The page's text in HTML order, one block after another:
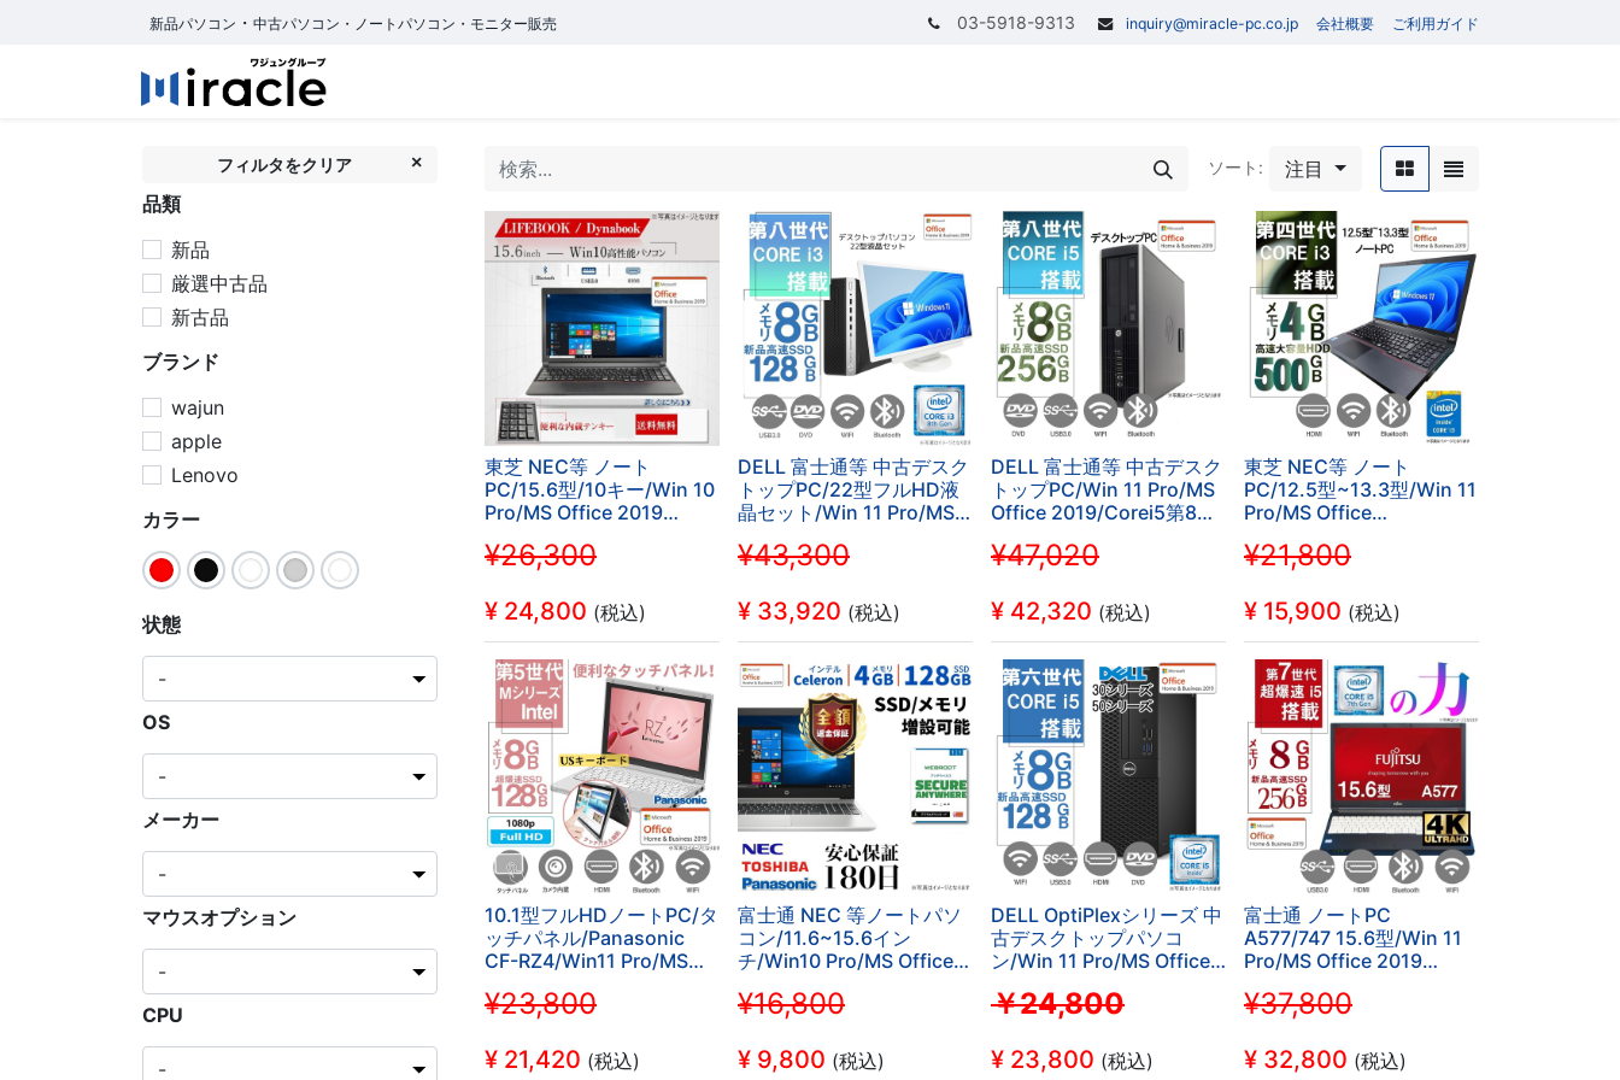
新品パソコン ・ 中古パソコン・ノートパソコン・モニター販売 03-5918-9313 inquiry@miracle-pc.co.jp 会社概要 ご利用ガイド
フィルタをクリア
品類
新品
厳選中古品
新古品
ブランド
wajun
apple
Lenovo
カラー
状態
OS
メーカー
マウスオプション
CPU
ソート: 注目
東芝 NEC等 ノート
PC/15.6型/10キー/Win 10
Pro/MS Office 2019
代/WIFI/Bluetooth/DVD-
備済み品)
¥26,300
¥ 24,800 (税込)
DELL 富士通等 中古デスク
トップPC/22型フルHD液
晶セット/Win 11 Pro/MS
代/WIFI/Bluetooth/DVD-
備済み品)
¥43,300
¥ 33,920 (税込)
DELL 富士通等 中古デスク
トップPC/Win 11 Pro/MS
Office 2019/Corei5第8世
能/WIFI/Bluetooth/DVD-
備済み品)
¥47,020
¥ 42,320 (税込)
東芝 NEC等 ノート
PC/12.5型~13.3型/Win 11
Pro/MS Office
代/WIFI/Bluetooth/HDMI/4GB/
¥21,800
¥ 15,900 (税込)
10.1型フルHDノートPC/タ
ッチパネル/Panasonic
CF-RZ4/Win11 Pro/MS
5Y70/Webカメ
キー/中古整備PC
¥23,800
¥ 21,420 (税込)
富士通 NEC 等ノートパソ
コン/11.6~15.6イン
チ/Win10 Pro/MS Office
Celeron搭載/ウイルスソフ
モリ4GB/SSD128GB
¥16,800
¥ 9,800 (税込)
DELL OptiPlexシリーズ 中
古デスクトップパソコ
ン/Win 11 Pro/MS Office
6500/WIFI/Bluetooth/HDMI/DVD-
備済み品）
￥24,800
¥ 23,800 (税込)
富士通 ノートPC
A577/747 15.6型/Win 11
Pro/MS Office 2019
7200U/WIFI/Bluetooth/8GB/SSD256GB
¥37,800
¥ 32,800 (税込)